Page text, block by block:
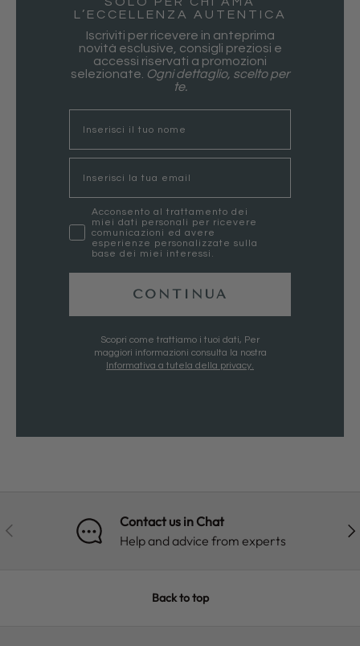
L’ECCELLENZA AUTENTICA
Iscriviti per ricevere in anteprima
novità esclusive, consigli preziosi e
accessi riservati a promozioni
selezionate. Ogni dettaglio, scelto per
te.
marketing
Acconsento al trattamento dei
miei dati personali per ricevere
comunicazioni ed avere
esperienze personalizzate sulla
base dei miei interessi.
CONTINUA
Scopri come trattiamo i tuoi dati, Per
maggiori informazioni consulta la nostra
Informativa a tutela della privacy.
PREVIOUS
Contact us in Chat
Help and advice from experts
Back to top